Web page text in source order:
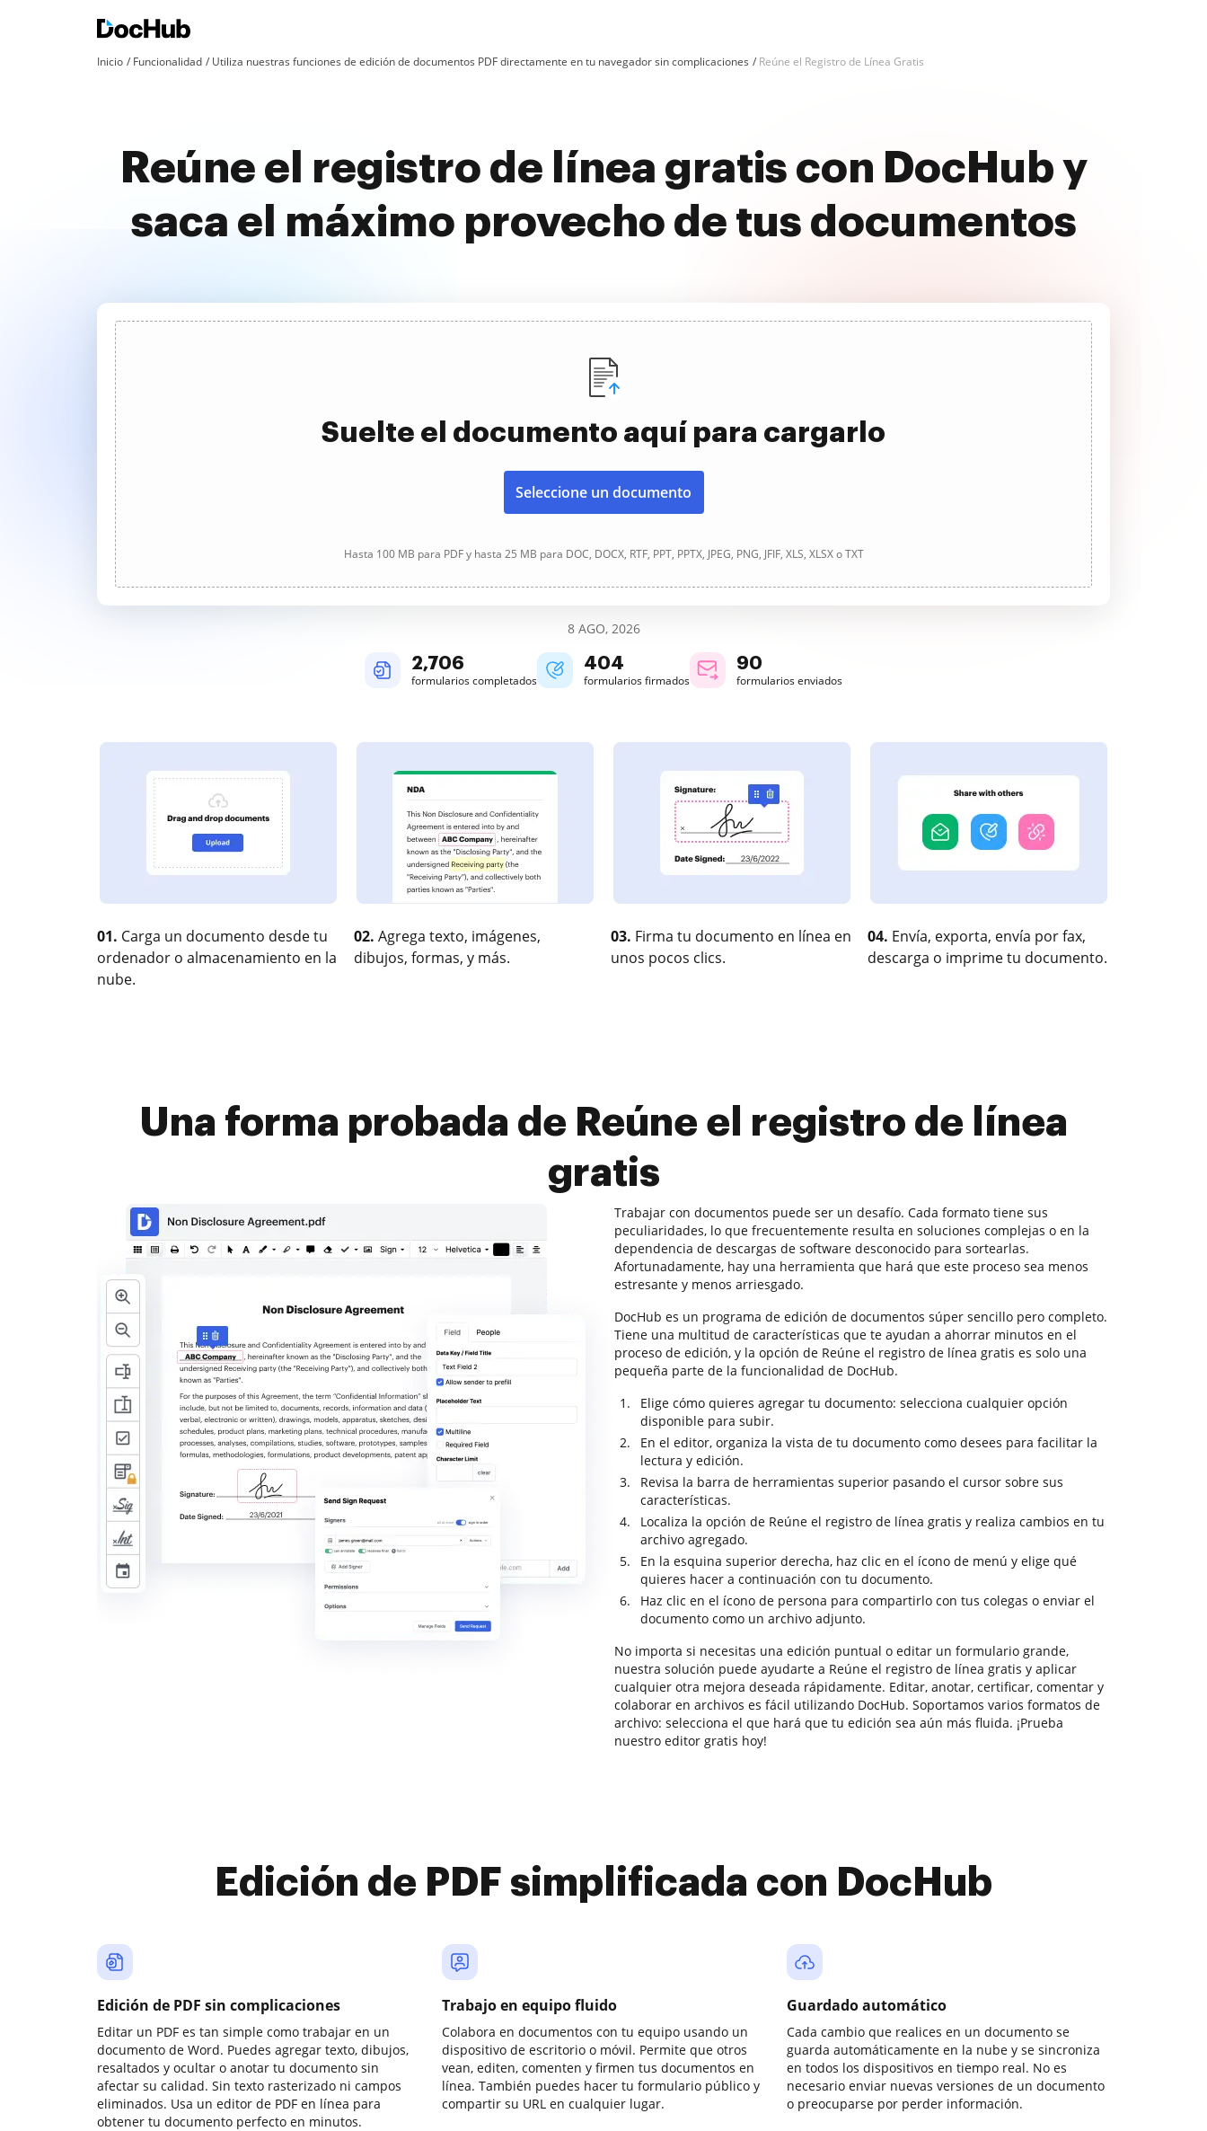
Inicio Funcionalidad Utiliza nuestras funciones de edición de documentos PDF directamente en tu navegador sin complicaciones Reúne el Registro de Línea Gratis
Reúne el registro de línea gratis con DocHub y
saca el máximo provecho de tus documentos
Suelte el documento aquí para cargarlo
Seleccione un documento
Hasta 100 MB para PDF y hasta 25 MB para DOC, DOCX, RTF, PPT, PPTX, JPEG, PNG, JFIF, XLS, XLSX o TXT
8 AGO, 2026
2,706
formularios completados
404
formularios firmados
90
formularios enviados
01. Carga un documento desde tu
ordenador o almacenamiento en la
nube.
02. Agrega texto, imágenes,
dibujos, formas, y más.
03. Firma tu documento en línea en
unos pocos clics.
04. Envía, exporta, envía por fax,
descarga o imprime tu documento.
Una forma probada de Reúne el registro de línea
gratis
Trabajar con documentos puede ser un desafío. Cada formato tiene sus
peculiaridades, lo que frecuentemente resulta en soluciones complejas o en la
dependencia de descargas de software desconocido para sortearlas.
Afortunadamente, hay una herramienta que hará que este proceso sea menos
estresante y menos arriesgado.
DocHub es un programa de edición de documentos súper sencillo pero completo.
Tiene una multitud de características que te ayudan a ahorrar minutos en el
proceso de edición, y la opción de Reúne el registro de línea gratis es solo una
pequeña parte de la funcionalidad de DocHub.
Elige cómo quieres agregar tu documento: selecciona cualquier opción
disponible para subir.
En el editor, organiza la vista de tu documento como desees para facilitar la
lectura y edición.
Revisa la barra de herramientas superior pasando el cursor sobre sus
características.
Localiza la opción de Reúne el registro de línea gratis y realiza cambios en tu
archivo agregado.
En la esquina superior derecha, haz clic en el ícono de menú y elige qué
quieres hacer a continuación con tu documento.
Haz clic en el ícono de persona para compartirlo con tus colegas o enviar el
documento como un archivo adjunto.
No importa si necesitas una edición puntual o editar un formulario grande,
nuestra solución puede ayudarte a Reúne el registro de línea gratis y aplicar
cualquier otra mejora deseada rápidamente. Editar, anotar, certificar, comentar y
colaborar en archivos es fácil utilizando DocHub. Soportamos varios formatos de
archivo: selecciona el que hará que tu edición sea aún más fluida. ¡Prueba
nuestro editor gratis hoy!
Edición de PDF simplificada con DocHub
Edición de PDF sin complicaciones
Editar un PDF es tan simple como trabajar en un
documento de Word. Puedes agregar texto, dibujos,
resaltados y ocultar o anotar tu documento sin
afectar su calidad. Sin texto rasterizado ni campos
eliminados. Usa un editor de PDF en línea para
obtener tu documento perfecto en minutos.
Trabajo en equipo fluido
Colabora en documentos con tu equipo usando un
dispositivo de escritorio o móvil. Permite que otros
vean, editen, comenten y firmen tus documentos en
línea. También puedes hacer tu formulario público y
compartir su URL en cualquier lugar.
Guardado automático
Cada cambio que realices en un documento se
guarda automáticamente en la nube y se sincroniza
en todos los dispositivos en tiempo real. No es
necesario enviar nuevas versiones de un documento
o preocuparse por perder información.